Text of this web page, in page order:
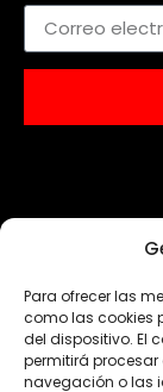
Para ofrecer las
como las cookies
del dispositivo. El
permitirá
navegación o las